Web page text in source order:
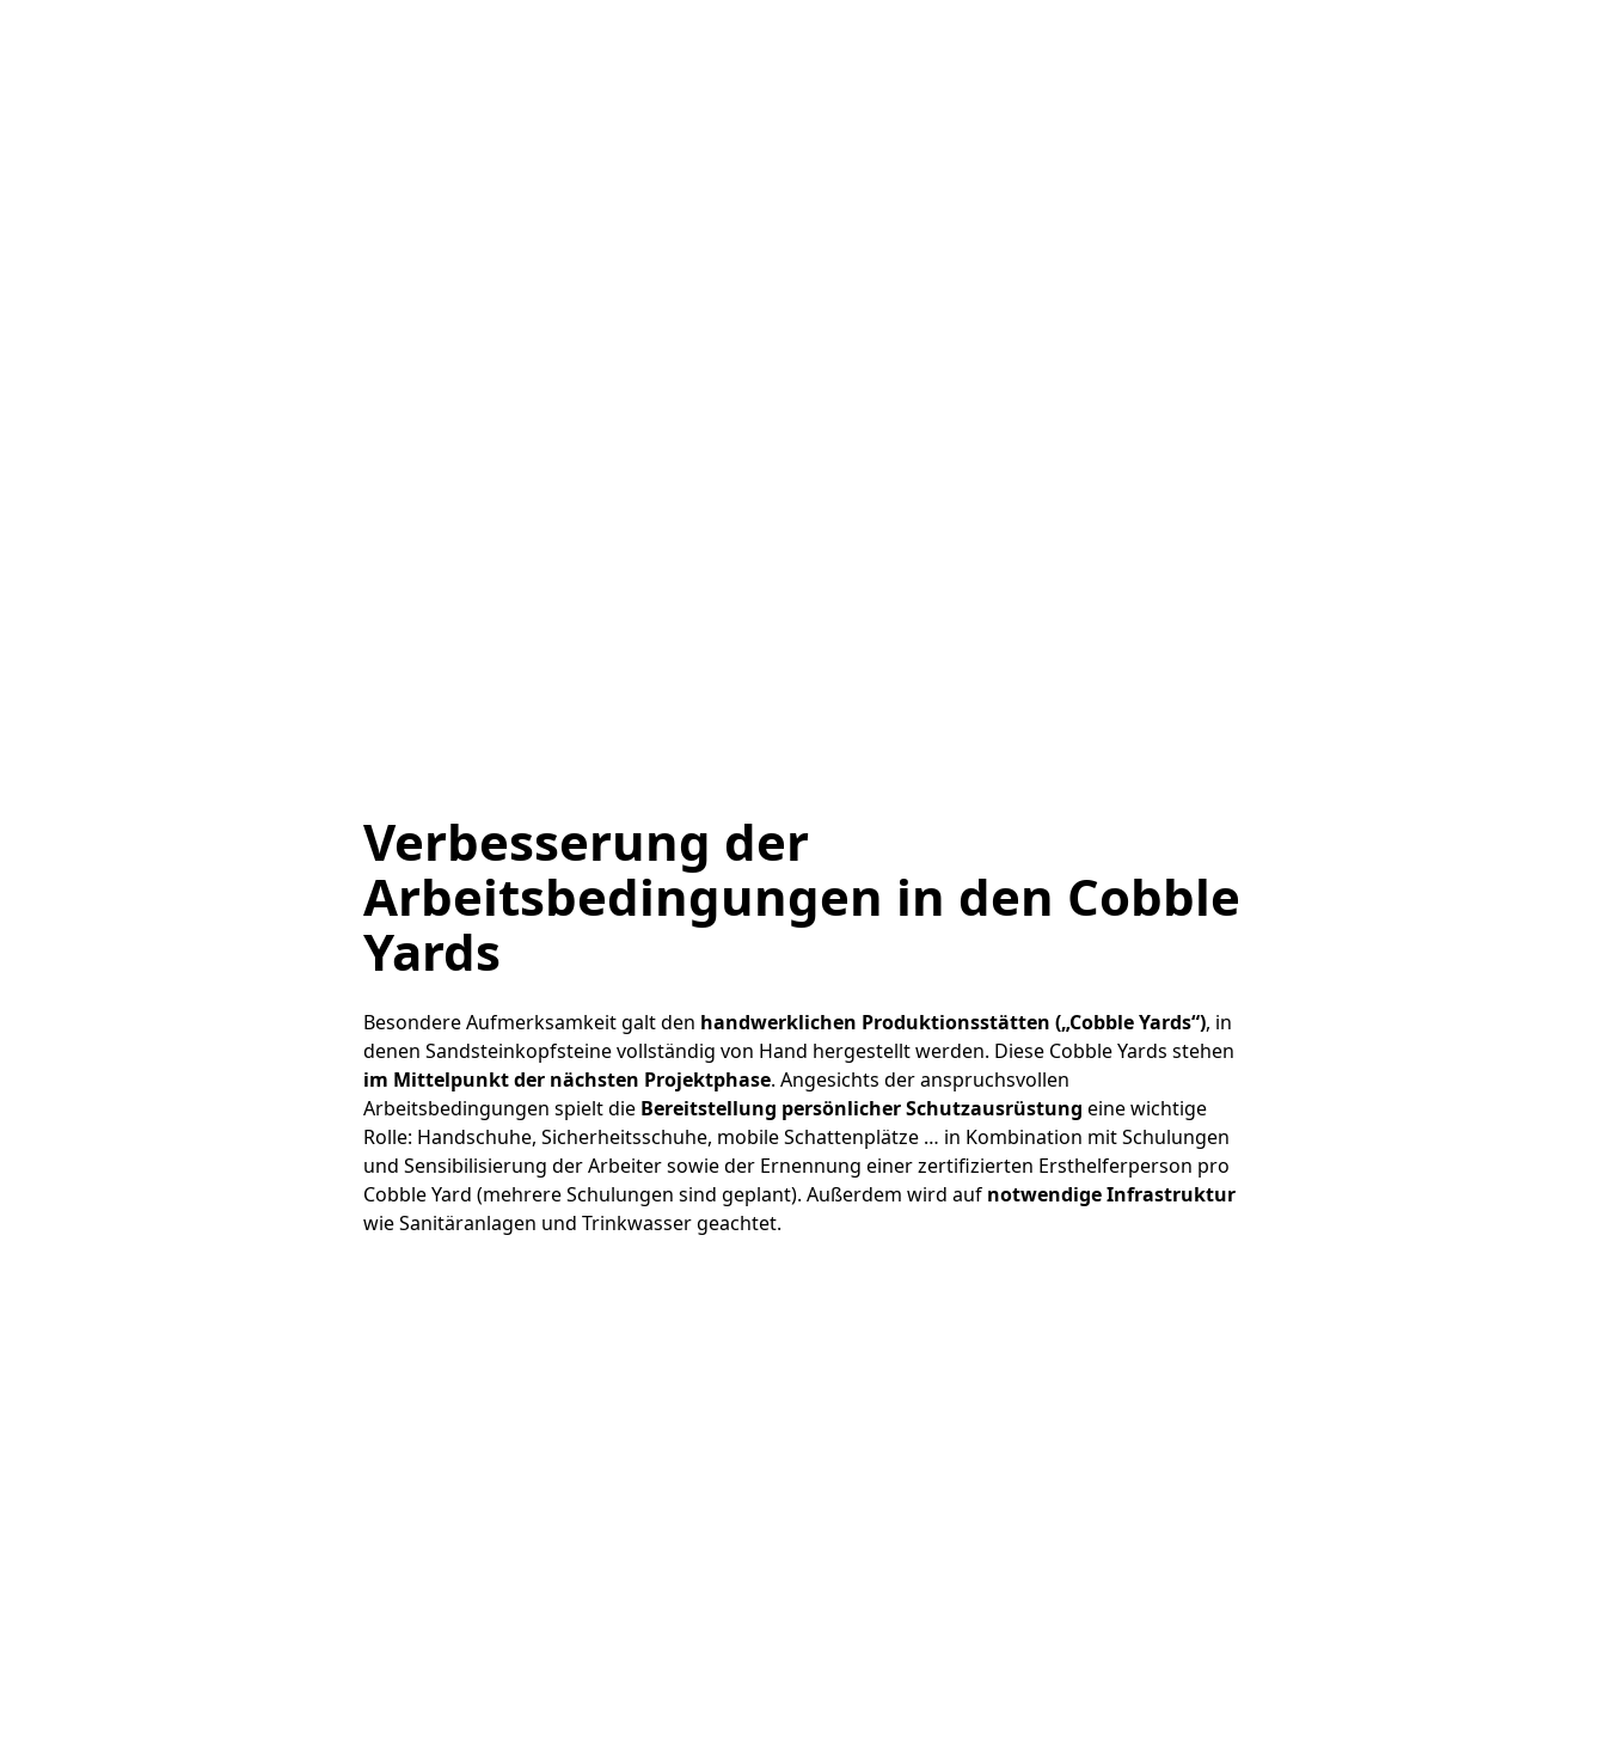
Verbesserung der
Arbeitsbedingungen in den Cobble
Yards
Besondere Aufmerksamkeit galt den handwerklichen Produktionsstätten („Cobble Yards“), in
denen Sandsteinkopfsteine vollständig von Hand hergestellt werden. Diese Cobble Yards stehen
im Mittelpunkt der nächsten Projektphase. Angesichts der anspruchsvollen
Arbeitsbedingungen spielt die Bereitstellung persönlicher Schutzausrüstung eine wichtige
Rolle: Handschuhe, Sicherheitsschuhe, mobile Schattenplätze … in Kombination mit Schulungen
und Sensibilisierung der Arbeiter sowie der Ernennung einer zertifizierten Ersthelferperson pro
Cobble Yard (mehrere Schulungen sind geplant). Außerdem wird auf notwendige Infrastruktur
wie Sanitäranlagen und Trinkwasser geachtet.